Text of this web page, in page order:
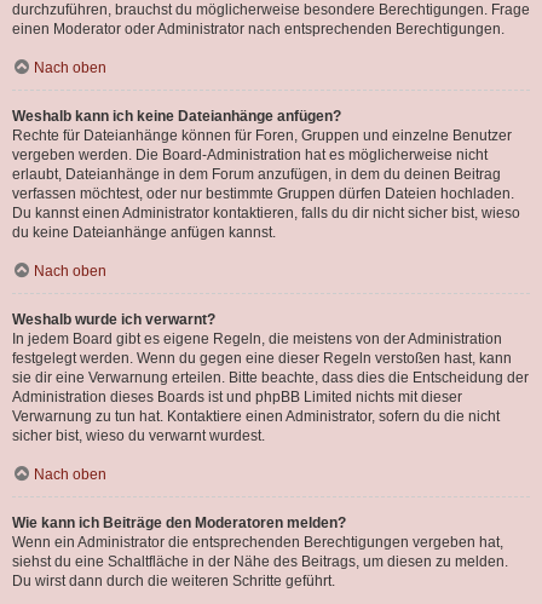
durchzuführen, brauchst du möglicherweise besondere Berechtigungen. Frage
einen Moderator oder Administrator nach entsprechenden Berechtigungen.
Nach oben
Weshalb kann ich keine Dateianhänge anfügen?
Rechte für Dateianhänge können für Foren, Gruppen und einzelne Benutzer
vergeben werden. Die Board-Administration hat es möglicherweise nicht
erlaubt, Dateianhänge in dem Forum anzufügen, in dem du deinen Beitrag
verfassen möchtest, oder nur bestimmte Gruppen dürfen Dateien hochladen.
Du kannst einen Administrator kontaktieren, falls du dir nicht sicher bist, wieso
du keine Dateianhänge anfügen kannst.
Nach oben
Weshalb wurde ich verwarnt?
In jedem Board gibt es eigene Regeln, die meistens von der Administration
festgelegt werden. Wenn du gegen eine dieser Regeln verstoßen hast, kann
sie dir eine Verwarnung erteilen. Bitte beachte, dass dies die Entscheidung der
Administration dieses Boards ist und phpBB Limited nichts mit dieser
Verwarnung zu tun hat. Kontaktiere einen Administrator, sofern du die nicht
sicher bist, wieso du verwarnt wurdest.
Nach oben
Wie kann ich Beiträge den Moderatoren melden?
Wenn ein Administrator die entsprechenden Berechtigungen vergeben hat,
siehst du eine Schaltfläche in der Nähe des Beitrags, um diesen zu melden.
Du wirst dann durch die weiteren Schritte geführt.